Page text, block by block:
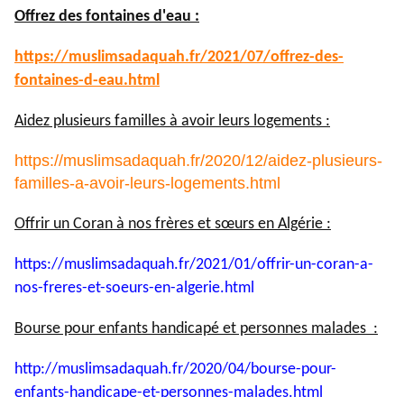
Offrez des fontaines d'eau :
https://muslimsadaquah.fr/2021/07/offrez-des-
fontaines-d-eau.html
Aidez plusieurs familles à avoir leurs logements :
https://muslimsadaquah.fr/2020/12/aidez-plusieurs-
familles-a-avoir-leurs-logements.html
Offrir un Coran à nos frères et sœurs en Algérie :
https://muslimsadaquah.fr/2021/01/offrir-un-coran-a-
nos-freres-et-soeurs-en-algerie.html
Bourse pour enfants handicapé et personnes malades :
http://muslimsadaquah.fr/2020/04/bourse-pour-
enfants-handicape-et-personnes-malades.html